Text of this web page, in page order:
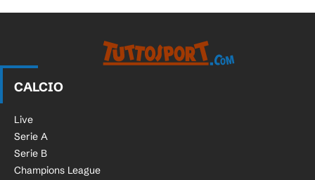
CALCIO
Live
Serie A
Serie B
Champions League